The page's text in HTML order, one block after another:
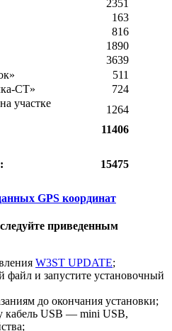
2351
163
816
1890
3639
511
СТ»
724
участке
1264
11406
15475
GPS координат
приведенным
W3ST UPDATE;
файл и запустите установочный
до окончания установки;
кабель USB — mini USB,